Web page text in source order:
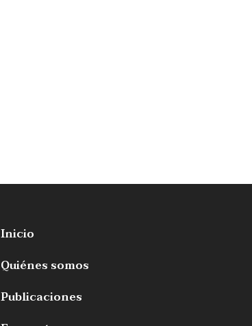
Inicio
Quiénes somos
Publicaciones